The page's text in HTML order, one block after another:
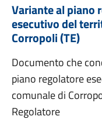
Variante al piano
esecutivo del
Corropoli (TE)
Documento che
piano regolatore
comunale di
Regolatore